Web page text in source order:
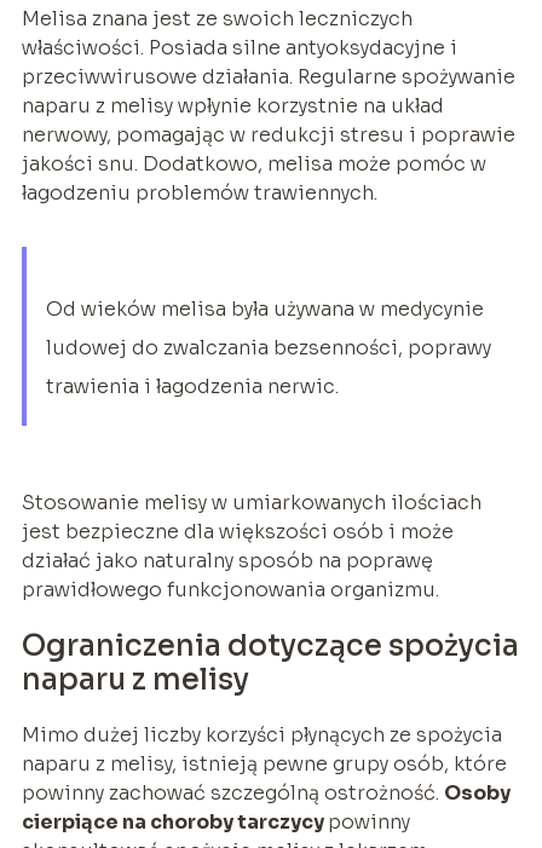
Melisa znana jest ze swoich leczniczych
właściwości. Posiada silne antyoksydacyjne i
przeciwwirusowe działania. Regularne spożywanie
naparu z melisy wpłynie korzystnie na układ
nerwowy, pomagając w redukcji stresu i poprawie
jakości snu. Dodatkowo, melisa może pomóc w
łagodzeniu problemów trawiennych.
Od wieków melisa była używana w medycynie
ludowej do zwalczania bezsenności, poprawy
trawienia i łagodzenia nerwic.
Stosowanie melisy w umiarkowanych ilościach
jest bezpieczne dla większości osób i może
działać jako naturalny sposób na poprawę
prawidłowego funkcjonowania organizmu.
Ograniczenia dotyczące spożycia
naparu z melisy
Mimo dużej liczby korzyści płynących ze spożycia
naparu z melisy, istnieją pewne grupy osób, które
powinny zachować szczególną ostrożność. Osoby
cierpiące na choroby tarczycypowinny